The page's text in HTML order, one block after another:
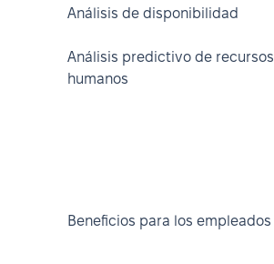
Análisis de disponibilidad
Análisis predictivo de recursos
humanos
Beneficios para los empleados